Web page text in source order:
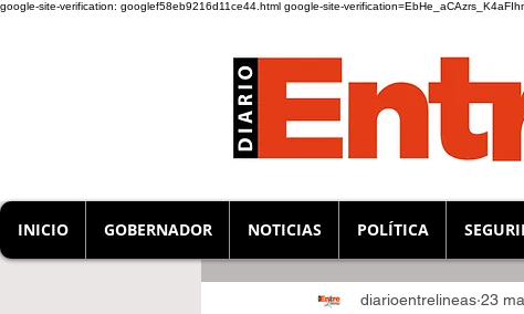
google-site-verification: googlef58eb9216d11ce44.html google-site-
INICIO GOBERNADOR NOTICIAS POLÍTICA
diarioentrelineas 23